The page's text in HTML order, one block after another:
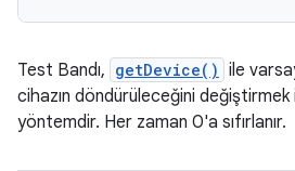
Test Bandı, getDevice() ile
cihazın döndürüleceğini değiştirmek
yöntemdir. Her zaman 0'a sıfırlanır.